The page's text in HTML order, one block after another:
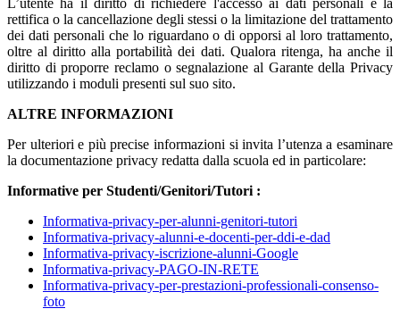
rettifica o la cancellazione degli stessi o la limitazione del trattamento
dei dati personali che lo riguardano o di opporsi al loro trattamento,
oltre al diritto alla portabilità dei dati. Qualora ritenga, ha anche il
diritto di proporre reclamo o segnalazione al Garante della Privacy
utilizzando i moduli presenti sul suo sito.
ALTRE INFORMAZIONI
Per ulteriori e più precise informazioni si invita l’utenza a esaminare
la documentazione privacy redatta dalla scuola ed in particolare:
Informative per Studenti/Genitori/Tutori :
Informativa-privacy-per-alunni-genitori-tutori
Informativa-privacy-alunni-e-docenti-per-ddi-e-dad
Informativa-privacy-iscrizione-alunni-Google
Informativa-privacy-PAGO-IN-RETE
Informativa-privacy-per-prestazioni-professionali-consenso-
foto